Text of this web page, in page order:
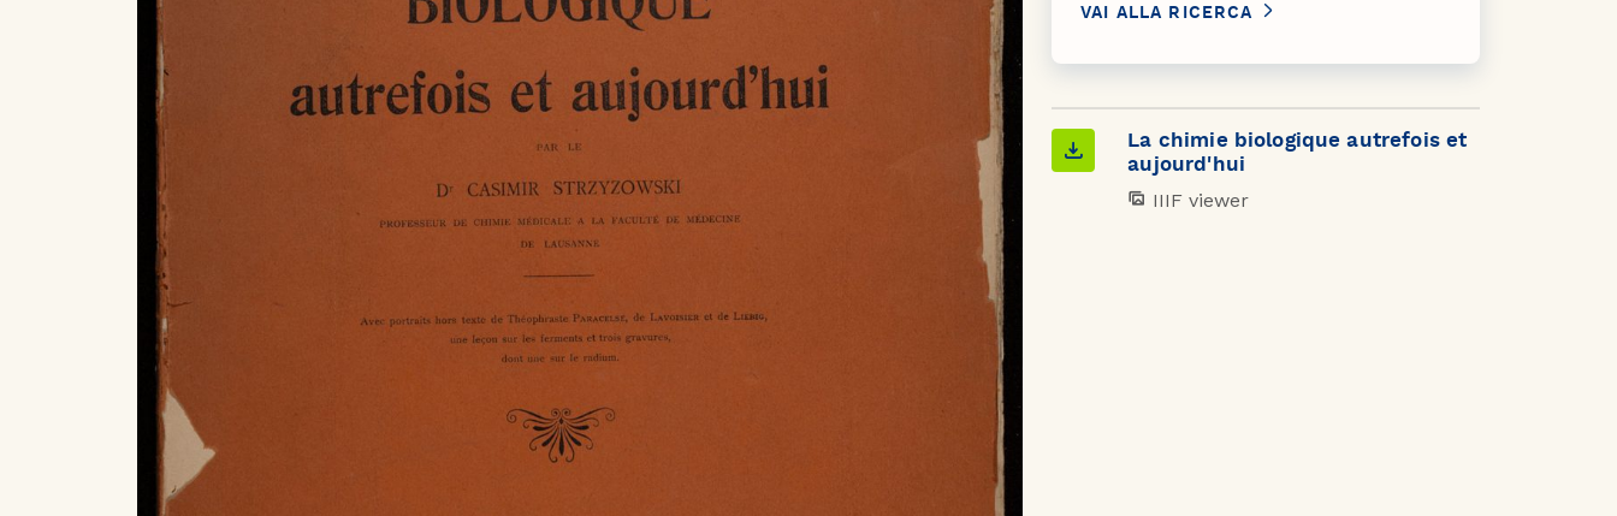
VAI ALLA RICERCA
La chimie biologique autrefois et
aujourd'hui
IIIF viewer